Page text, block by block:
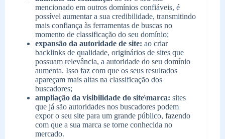
mencionado em outros domínios confiáveis, é
possível aumentar a sua credibilidade, transmitindo
mais confiança às ferramentas de buscas no
momento de classificação do seu domínio;
expansão da autoridade de site: ao criar
backlinks de qualidade, originários de sites que
possuam relevância, a autoridade do seu domínio
aumenta. Isso faz com que os seus resultados
apareçam mais altas na classificação dos
buscadores;
ampliação da visibilidade do site\marca: sites
que já são autoridades nos buscadores podem
expor o seu site para um grande público, fazendo
com que a sua marca se torne conhecida no
mercado.